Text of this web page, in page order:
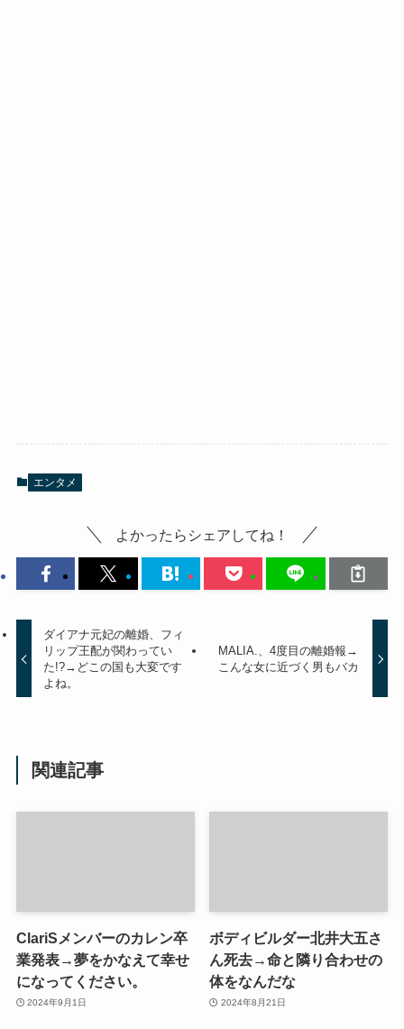
エンタメ
よかったらシェアしてね！
ダイアナ元妃の離婚、フィ
リップ王配が関わってい
た!?→どこの国も大変です
よね。
MALIA.、4度目の離婚報→
こんな女に近づく男もバカ
関連記事
ClariSメンバーのカレン卒
業発表→夢をかなえて幸せ
になってください。
2024年9月1日
ボディビルダー北井大五さ
ん死去→命と隣り合わせの
体をなんだな
2024年8月21日